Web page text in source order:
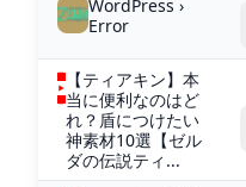
WordPress ›
Error
【ティアキン】本
当に便利なのはど
れ？盾につけたい
神素材10選【ゼル
ダの伝説ティ...